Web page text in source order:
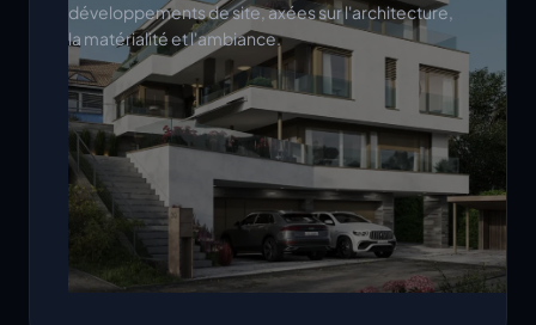
développements de site, axées sur l'architecture,
la matérialité et l'ambiance.